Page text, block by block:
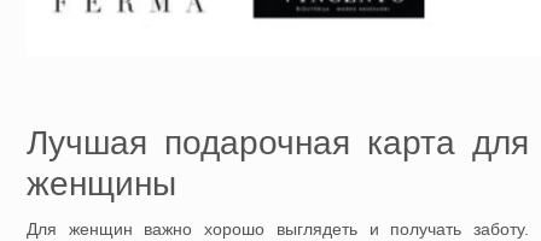
Лучшая подарочная карта для
женщины
Для женщин важно хорошо выглядеть и получать заботу.